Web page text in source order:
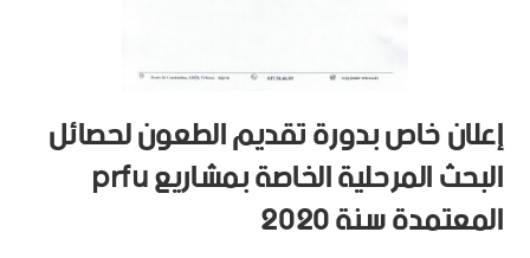
إعلان خاص بدورة تقديم الطعون لحصائل
البحث المرحلية الخاصة بمشاريع prfu
المعتمدة سنة 2020